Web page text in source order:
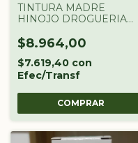
TINTURA MADRE
HINOJO DROGUERIA
$8.964,00
$7.619,40 con
Efec/Transf